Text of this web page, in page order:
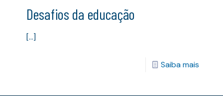
Desafios da educação
[…]
Saiba mais